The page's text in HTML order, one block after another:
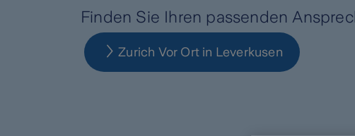
Finden Sie Ihren passenden
Zurich Vor Ort in Leverkusen